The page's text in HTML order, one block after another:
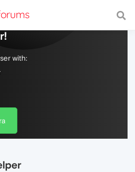
web, with a fast and
with: